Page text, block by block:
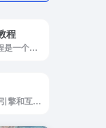
程
Elasticsearch教程是一个实时的分布式搜索分析引擎
俄罗斯最大的搜索引擎和互联网服务提供商，提供网页搜索、图片、视频、地图、翻译、天气、邮件和游戏等多种服务，是俄罗斯及独联体国家用户广泛使用的互联网平台。